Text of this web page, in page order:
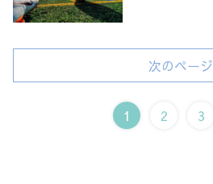
次のページ
1 2 3